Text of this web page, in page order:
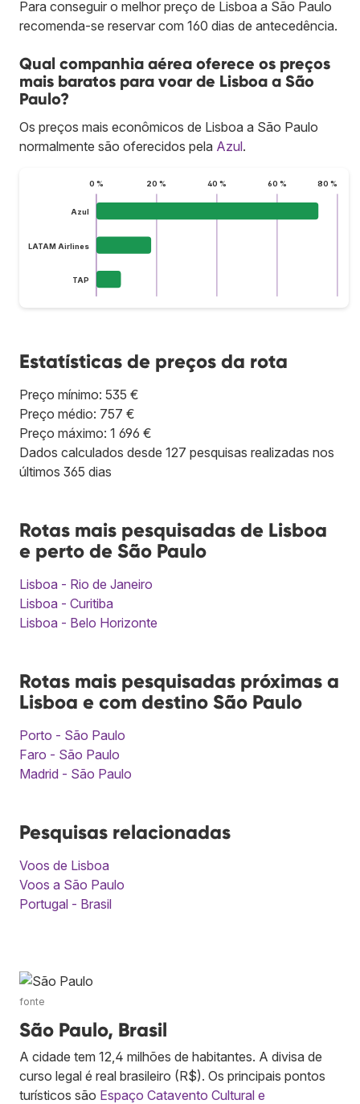
Para conseguir o melhor preço de Lisboa a São Paulo
recomenda-se reservar com 160 dias de antecedência.
Qual companhia aérea oferece os preços
mais baratos para voar de Lisboa a São
Paulo?
Os preços mais econômicos de Lisboa a São Paulo
normalmente são oferecidos pela Azul.
0 % 20 % 40 % 60 % 80 %
Azul
LATAM Airlines
TAP
Estatísticas de preços da rota
Preço mínimo: 535 €
Preço médio: 757 €
Preço máximo: 1 696 €
Dados calculados desde 127 pesquisas realizadas nos
últimos 365 dias
Rotas mais pesquisadas de Lisboa
e perto de São Paulo
Lisboa - Rio de Janeiro
Lisboa - Curitiba
Lisboa - Belo Horizonte
Rotas mais pesquisadas próximas a
Lisboa e com destino São Paulo
Porto - São Paulo
Faro - São Paulo
Madrid - São Paulo
Pesquisas relacionadas
Voos de Lisboa
Voos a São Paulo
Portugal - Brasil
fonte
São Paulo, Brasil
A cidade tem 12,4 milhões de habitantes. A divisa de
curso legal é real brasileiro (R$). Os principais pontos
turísticos são Espaço Catavento Cultural e